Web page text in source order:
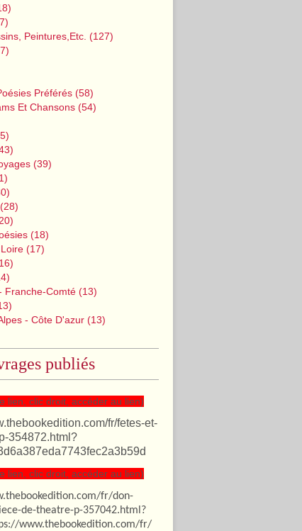
Peintures,etc. (127)
Préférés (58)
Et Chansons (54)
(39)
(28)
(18)
(17)
Franche-Comté (13)
- Côte D'azur (13)
publiés
lien, clic droit, accéder au lien)
fr/fetes-et-
354872.html?
lien, clic droit, accéder au lien)
fr/don-
de-theatre-p-357042.html?
www.thebookedition.com/fr/